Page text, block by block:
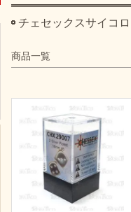
チェセックスサイコロ
商品一覧